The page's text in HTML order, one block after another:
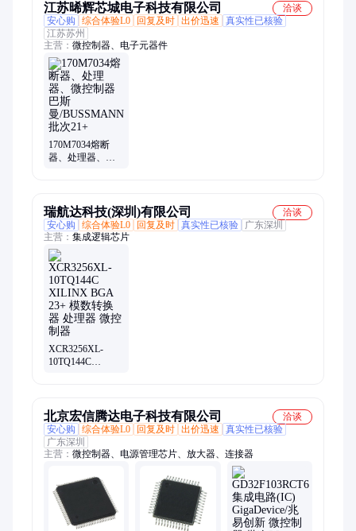
江苏晞辉芯城电子科技有限公司
洽谈
安心购
综合体验L0 回复及时 出价迅速
真实性已核验
江苏苏州
主营： 微控制器、电子元器件
170M7034熔断
器、处理器、微
瑞航达科技(深圳)有限公司
洽谈
安心购
综合体验L0 回复及时 真实性已核验
广东深圳
主营： 集成逻辑芯片
XCR3256XL-
10TQ144C
北京宏信腾达电子科技有限公司
洽谈
安心购
综合体验L0 回复及时 出价迅速
真实性已核验
广东深圳
主营： 微控制器、电源管理芯片、放大器、连接器